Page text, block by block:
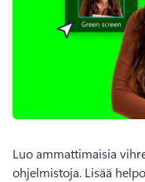
Luo ammattimaisia
ohjelmistoja. Lisää